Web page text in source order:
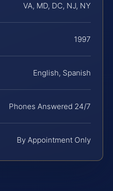
VA, MD, DC, NJ, NY
1997
English, Spanish
Phones Answered 24/7
By Appointment Only